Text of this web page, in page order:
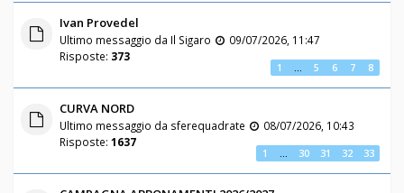
Ivan Provedel
Ultimo messaggio da Il Sigaro
09/07/2026, 11:47
Risposte: 373
1 … 5 6 7 8
CURVA NORD
Ultimo messaggio da sferequadrate
08/07/2026, 10:43
Risposte: 1637
1 … 30 31 32 33